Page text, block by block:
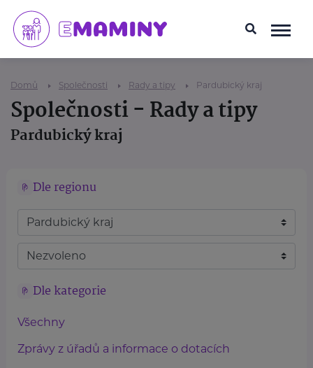
Domů Společnosti Rady a tipy Pardubický kraj
Společnosti - Rady a tipy
Pardubický kraj
Dle regionu
Dle kategorie
Všechny
Zprávy z úřadů a informace o dotacích